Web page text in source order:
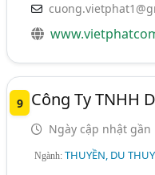
9 Công Ty TNHH
Ngày cập nhật
Ngành:THUYỀN, DU